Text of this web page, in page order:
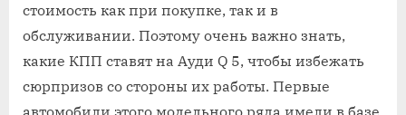
стоимость как при покупке, так и в
обслуживании. Поэтому очень важно знать,
какие КПП ставят на Ауди Q 5, чтобы избежать
сюрпризов со стороны их работы. Первые